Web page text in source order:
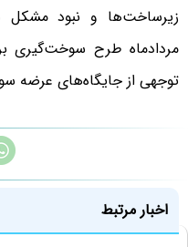
زیرساخت‌ها و نبود مشکل
مردادماه طرح سوخت‌گیری
توجهی از جایگاه‌های عرضه
اخبار مرتبط